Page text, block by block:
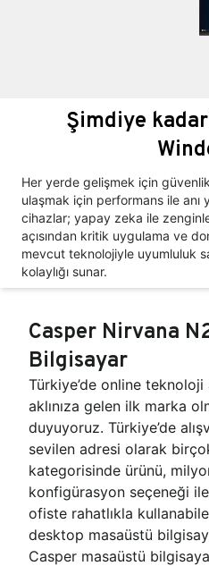
Şimdiye
Her yerde gelişmek için
ulaşmak için performans ile anı
cihazlar; yapay zeka ile
açısından kritik uygulama ve
mevcut teknolojiyle uyumluluk
kolaylığı sunar.
Casper Nirvana
Bilgisayar
Türkiye’de online
aklınıza gelen ilk marka
duyuyoruz. Türkiye’de
sevilen adresi olarak
kategorisinde ürünü,
konfigürasyon seçeneği
ofiste rahatlıkla
desktop masaüstü
Casper masaüstü